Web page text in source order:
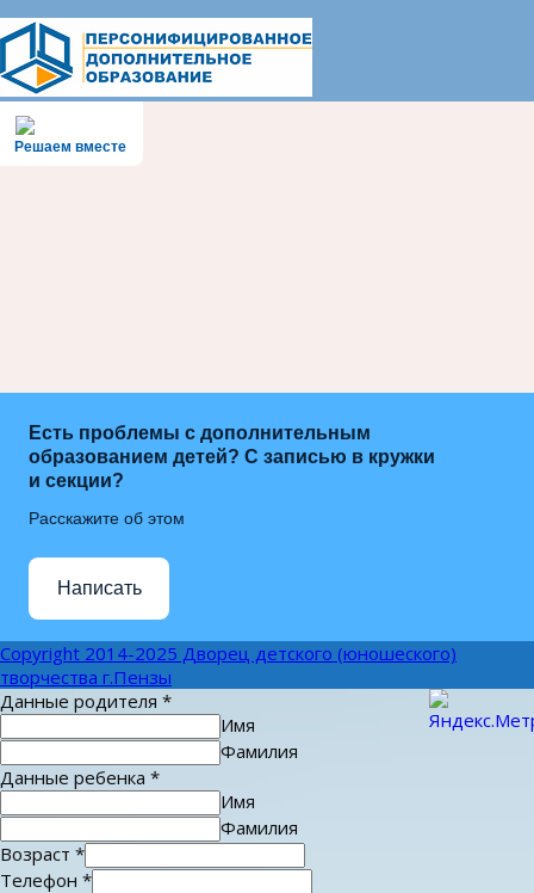
Решаем вместе
Есть проблемы с дополнительным
образованием детей? С записью в кружки
и секции?
Расскажите об этом
Написать
Copyright 2014-2025 Дворец детского (юношеского)
творчества г.Пензы
Данные родителя *
Имя
Фамилия
Данные ребенка *
Имя
Фамилия
Возраст *
Телефон *